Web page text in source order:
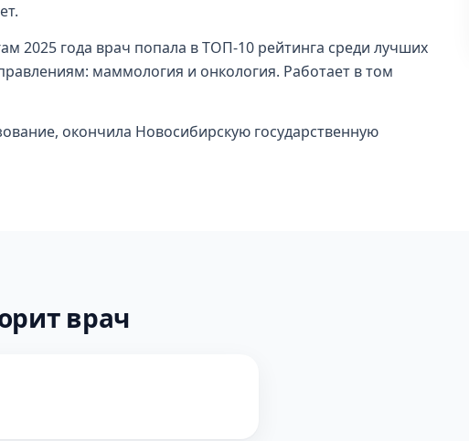
2025 года врач попала в ТОП-10 рейтинга среди лучших
маммология и онкология. Работает в том
окончила Новосибирскую государственную
врач